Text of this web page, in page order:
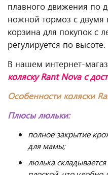
плавного движения по
ножной тормоз с двумя
корзина для покупок с
регулируется по высоте.
В нашем интернет-
коляску Rant Nova с
Особенности коляски
Плюсы люльки:
полное закрытие
для мамы;
люлька